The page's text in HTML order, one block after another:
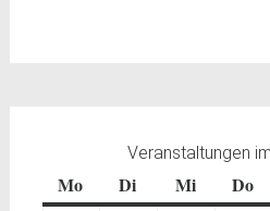
Veranstaltungen
Mo Montag
Di Dienstag
MiMittwoch
Do